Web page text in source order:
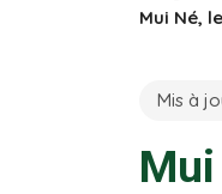
Mui Né,
Mis à